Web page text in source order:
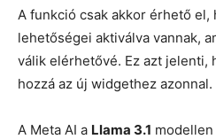
A funkció csak akkor érhető el,
lehetőségei aktiválva vannak,
válik elérhetővé. Ez azt jelenti,
hozzá az új widgethez azonnal.
A Meta AI a Llama 3.1 modellen